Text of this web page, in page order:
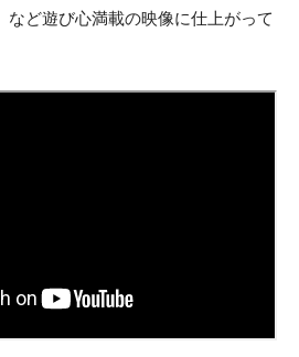
など遊び心満載の映像に仕上がって